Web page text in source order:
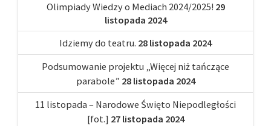
Olimpiady Wiedzy o Mediach 2024/2025! 29
listopada 2024
Idziemy do teatru. 28 listopada 2024
Podsumowanie projektu „Więcej niż tańczące
parabole” 28 listopada 2024
11 listopada – Narodowe Święto Niepodległości
[fot.] 27 listopada 2024